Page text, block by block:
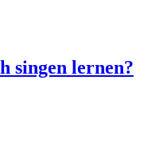
singen lernen?